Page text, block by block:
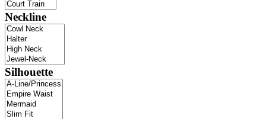
Neckline
Silhouette